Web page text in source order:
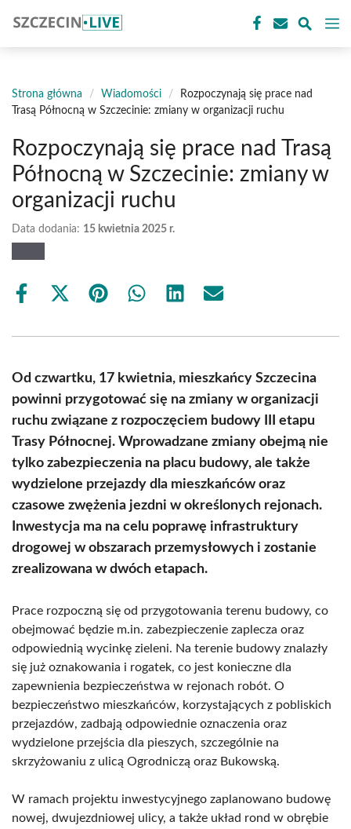
treści
Strona główna / Wiadomości /
Rozpoczynają się prace nad
Trasą Północną w Szczecinie: zmiany w organizacji ruchu
Rozpoczynają się prace nad Trasą
Północną w Szczecinie: zmiany w
organizacji ruchu
Data dodania: 15 kwietnia 2025 r.
Share
Share
(Twitter)
Share Share Share Share
Od czwartku, 17 kwietnia, mieszkańcy Szczecina
powinni przygotować się na zmiany w organizacji
ruchu związane z rozpoczęciem budowy III etapu
Trasy Północnej. Wprowadzane zmiany obejmą nie
tylko zabezpieczenia na placu budowy, ale także
wydzielone przejazdy dla mieszkańców oraz
czasowe zwężenia jezdni w określonych rejonach.
Inwestycja ma na celu poprawę infrastruktury
drogowej w obszarach przemysłowych i zostanie
zrealizowana w dwóch etapach.
Prace rozpoczną się od przygotowania terenu budowy, co
obejmować będzie m.in. zabezpieczenie zaplecza oraz
odpowiednią wycinkę zieleni. Na terenie budowy znalazły
się już oznakowania i rogatek, co jest konieczne dla
zapewnienia bezpieczeństwa w rejonach robót. O
bezpieczeństwo mieszkańców, korzystających z pobliskich
przejazdów, zadbają odpowiednie oznaczenia oraz
wydzielone przejścia dla pieszych, szczególnie na
skrzyżowaniu z ulicą Ogrodniczą oraz Bukowską.
W ramach projektu inwestycyjnego zaplanowano budowę
nowej, dwujezdniowej ulicy, a także układ rond w obrębie